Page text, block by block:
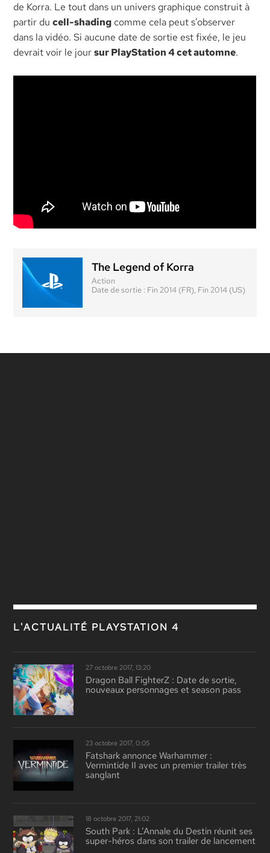
de Korra. Le tout dans un univers graphique construit à
partir ducell-shading comme cela peut s’observer
dans la vidéo. Si aucune date de sortie est fixée, le jeu
devrait voir le joursur PlayStation 4 cet automne.
The Legend of Korra
Action
Date de sortie : Fin 2014 (FR), Fin 2014 (US)
L'ACTUALITÉ PLAYSTATION 4
27 octobre 2017, 13:20
Dragon Ball FighterZ : Date de sortie,
nouveaux personnages et season pass
23 octobre 2017, 0:05
Fatshark annonce Warhammer :
Vermintide II avec un premier trailer très
sanglant
18 octobre 2017, 21:02
South Park : L’Annale du Destin réunit ses
super-héros dans son trailer de lancement